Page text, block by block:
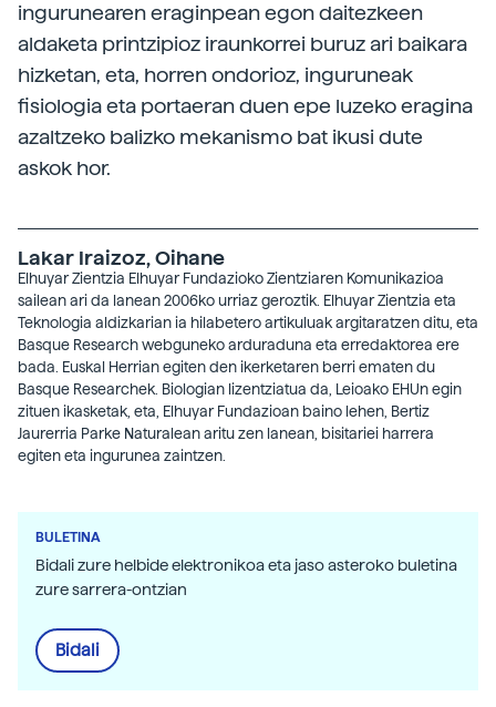
ingurunearen eraginpean egon daitezkeen
aldaketa printzipioz iraunkorrei buruz ari baikara
hizketan, eta, horren ondorioz, inguruneak
fisiologia eta portaeran duen epe luzeko eragina
azaltzeko balizko mekanismo bat ikusi dute
askok hor.
Lakar Iraizoz, Oihane
Elhuyar Zientzia Elhuyar Fundazioko Zientziaren Komunikazioa
sailean ari da lanean 2006ko urriaz geroztik. Elhuyar Zientzia eta
Teknologia aldizkarian ia hilabetero artikuluak argitaratzen ditu, eta
Basque Research webguneko arduraduna eta erredaktorea ere
bada. Euskal Herrian egiten den ikerketaren berri ematen du
Basque Researchek. Biologian lizentziatua da, Leioako EHUn egin
zituen ikasketak, eta, Elhuyar Fundazioan baino lehen, Bertiz
Jaurerria Parke Naturalean aritu zen lanean, bisitariei harrera
egiten eta ingurunea zaintzen.
BULETINA
Bidali zure helbide elektronikoa eta jaso asteroko buletina
zure sarrera-ontzian
Bidali